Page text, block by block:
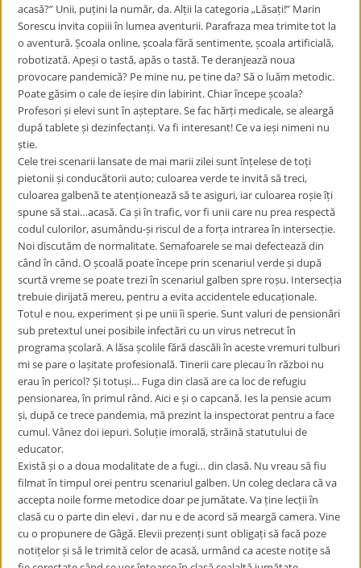
acasă?” Unii, puțini la număr, da. Alții la categoria „Lăsați!” Marin
Sorescu invita copiii în lumea aventurii. Parafraza mea trimite tot la
o aventură. Școala online, școala fără sentimente, școala artificială,
robotizată. Apeși o tastă, apăs o tastă. Te deranjează noua
provocare pandemică? Pe mine nu, pe tine da? Să o luăm metodic.
Poate găsim o cale de ieșire din labirint. Chiar începe școala?
Profesori și elevi sunt în așteptare. Se fac hărți medicale, se aleargă
după tablete și dezinfectanți. Va fi interesant! Ce va ieși nimeni nu
știe.
Cele trei scenarii lansate de mai marii zilei sunt înțelese de toți
pietonii și conducătorii auto; culoarea verde te invită să treci,
culoarea galbenă te atenționează să te asiguri, iar culoarea roșie îți
spune să stai…acasă. Ca și în trafic, vor fi unii care nu prea respectă
codul culorilor, asumându-și riscul de a forța intrarea în intersecție.
Noi discutăm de normalitate. Semafoarele se mai defectează din
când în când. O școală poate începe prin scenariul verde și după
scurtă vreme se poate trezi în scenariul galben spre roșu. Intersecția
trebuie dirijată mereu, pentru a evita accidentele educaționale.
Totul e nou, experiment și pe unii îi sperie. Sunt valuri de pensionări
sub pretextul unei posibile infectări cu un virus netrecut în
programa școlară. A lăsa școlile fără dascăli în aceste vremuri tulburi
mi se pare o lașitate profesională. Tinerii care plecau în război nu
erau în pericol? Și totuși… Fuga din clasă are ca loc de refugiu
pensionarea, în primul rând. Aici e și o capcană. Ies la pensie acum
și, după ce trece pandemia, mă prezint la inspectorat pentru a face
cumul. Vânez doi iepuri. Soluție imorală, străină statutului de
educator.
Există și o a doua modalitate de a fugi… din clasă. Nu vreau să fiu
filmat în timpul orei pentru scenariul galben. Un coleg declara că va
accepta noile forme metodice doar pe jumătate. Va ține lecții în
clasă cu o parte din elevi , dar nu e de acord să meargă camera. Vine
cu o propunere de Gâgă. Elevii prezenți sunt obligați să facă poze
notițelor și să le trimită celor de acasă, urmând ca aceste notițe să